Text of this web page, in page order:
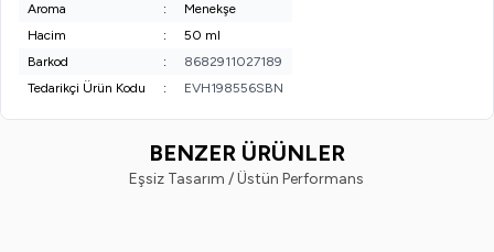
Aroma
:
Menekşe
Hacim
:
50 ml
Barkod
:
8682911027189
Tedarikçi Ürün Kodu
: EVH198556SBN
BENZER ÜRÜNLER
Eşsiz Tasarım / Üstün Performans